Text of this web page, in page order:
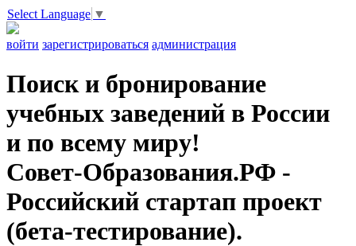
Select Language ▼
войти зарегистрироваться администрация
Поиск и бронирование
учебных заведений в России
и по всему миру!
Совет-Образования.РФ -
Российский стартап проект
(бета-тестирование).